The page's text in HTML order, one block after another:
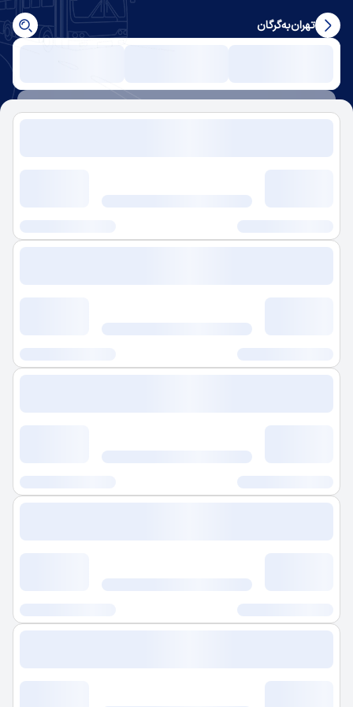
تهرانبهگرگان